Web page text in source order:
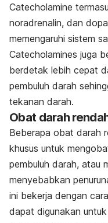
Catecholamine
noradrenalin, dan
memengaruhi sistem
Catecholamines juga
berdetak lebih cepat
pembuluh darah
tekanan darah.
Obat darah
Beberapa obat darah
khusus untuk
pembuluh darah, atau
menyebabkan
ini bekerja dengan
dapat digunakan